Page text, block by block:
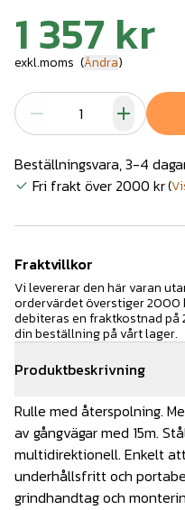
Produktbeskrivning
Rulle med återspolning.
av gångvägar med 15m.
multidirektionell. Enkelt
underhållsfritt och
grindhandtag och
1 357 kr
exkl.moms (Ändra)
Beställningsvara, 3-4
Fri frakt över 2000 kr(
Fraktvillkor
Vi levererar den här varan
ordervärdet överstiger 2000
debiteras en fraktkostnad på
din beställning på vårt lager.